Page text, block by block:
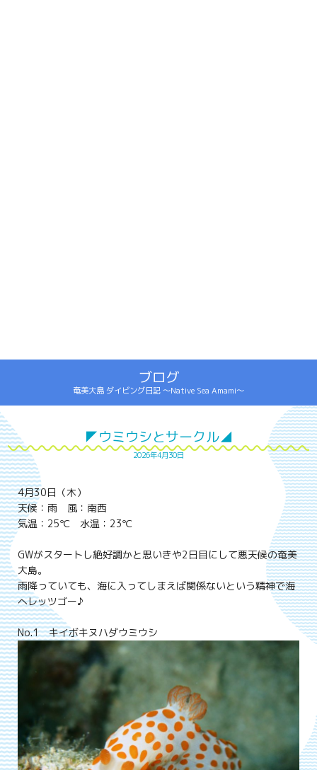
ブログ
奄美大島 ダイビング日記 ～Native Sea Amami～
◤ウミウシとサークル◢
2026年4月30日
4月30日（木）
天候：雨 風：南西
気温：25℃ 水温：23℃
GWがスタートし絶好調かと思いきや2日目にして悪天候の奄美
大島。
雨降っていても、海に入ってしまえば関係ないという精神で海
へレッツゴー♪
No.1 キイボキヌハダウミウシ